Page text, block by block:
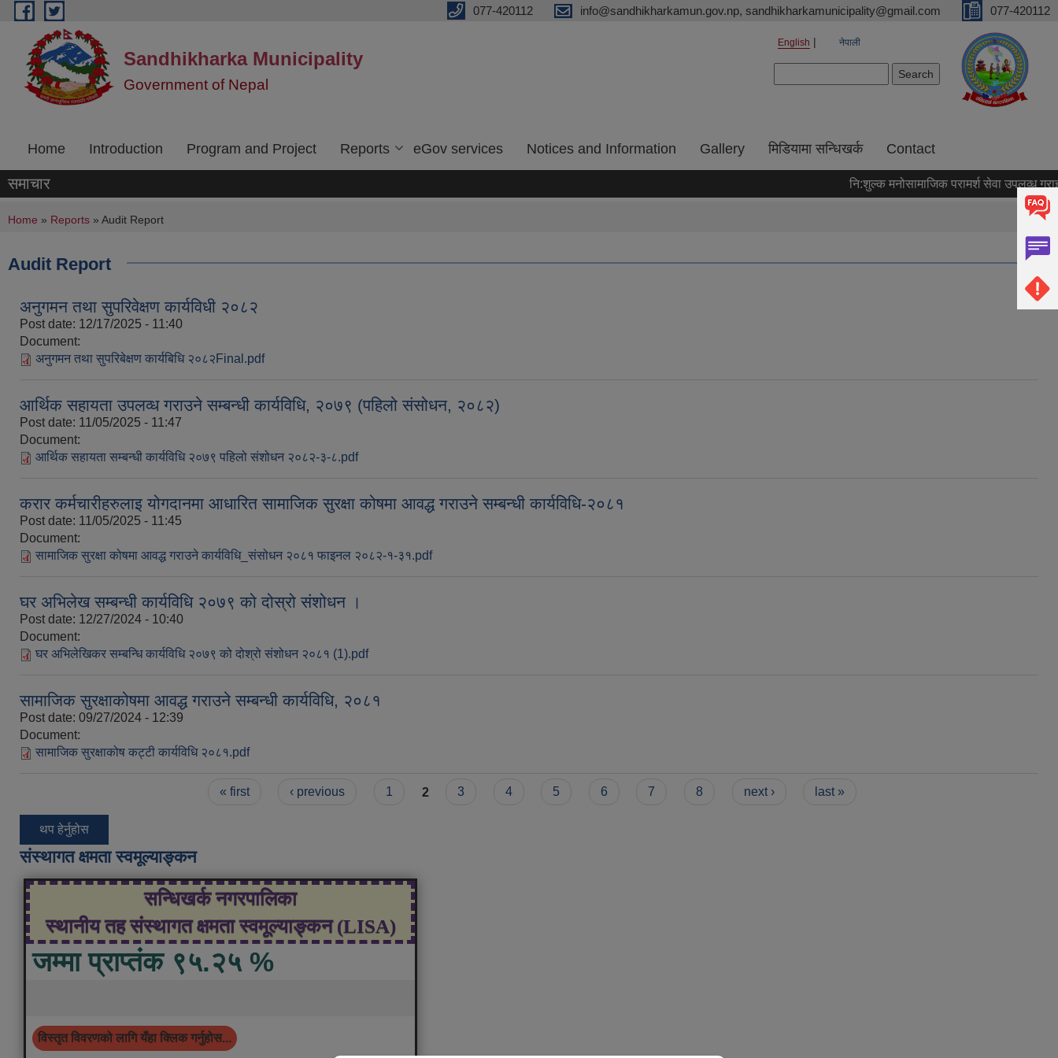
Skip to main content 077-420112 info@sandhikharkamun.gov.np, sandhikharkamunicipality@gmail.com 077-420112
Sandhikharka Municipality
Government of Nepal
English नेपाली
Home Introduction Program and Project Reports eGov services Notices and Information Gallery मिडियामा सन्धिखर्क Contact
समाचार नि:शुल्क मनोसामाजिक परामर्श सेवा उपलव्ध गराइने
You are here
Home » Reports » Audit Report
Audit Report
अनुगमन तथा सुपरिवेक्षण कार्यविधी २०८२
Post date: 12/17/2025 - 11:40
Document:
अनुगमन तथा सुपरिबेक्षण कार्यबिधि २०८२Final.pdf
आर्थिक सहायता उपलव्ध गराउने सम्बन्धी कार्यविधि, २०७९ (पहिलो संसोधन, २०८२)
Post date: 11/05/2025 - 11:47
Document:
आर्थिक सहायता सम्बन्धी कार्यविधि २०७९ पहिलो संशोधन २०८२-३-८.pdf
करार कर्मचारीहरुलाइ योगदानमा आधारित सामाजिक सुरक्षा कोषमा आवद्ध गराउने सम्बन्धी कार्यविधि-२०८१
Post date: 11/05/2025 - 11:45
Document:
सामाजिक सुरक्षा कोषमा आवद्ध गराउने कार्यविधि_संसोधन २०८१ फाइनल २०८२-१-३१.pdf
घर अभिलेख सम्बन्धी कार्यविधि २०७९ को दोस्रो संशोधन ।
Post date: 12/27/2024 - 10:40
Document:
घर अभिलेखिकर सम्बन्धि कार्यविधि २०७९ को दोश्रो संशोधन २०८१ (1).pdf
सामाजिक सुरक्षाकोषमा आवद्ध गराउने सम्बन्धी कार्यविधि, २०८१
Post date: 09/27/2024 - 12:39
Document:
सामाजिक सुरक्षाकोष कट्टी कार्यविधि २०८१.pdf
« first ‹ previous 1 2 3 4 5 6 7 8 next › last »
थप हेर्नुहोस
संस्थागत क्षमता स्वमूल्याङ्कन
सन्धिखर्क नगरपालिका
स्थानीय तह संस्थागत क्षमता स्वमूल्याङ्कन (LISA)
जम्मा प्राप्तंक ९५.२५ %
विस्तृत विवरणको लागि यँहा क्लिक गर्नुहोस...